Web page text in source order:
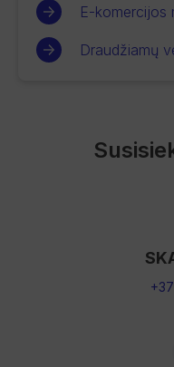
E-komercijos
Draudžiamų